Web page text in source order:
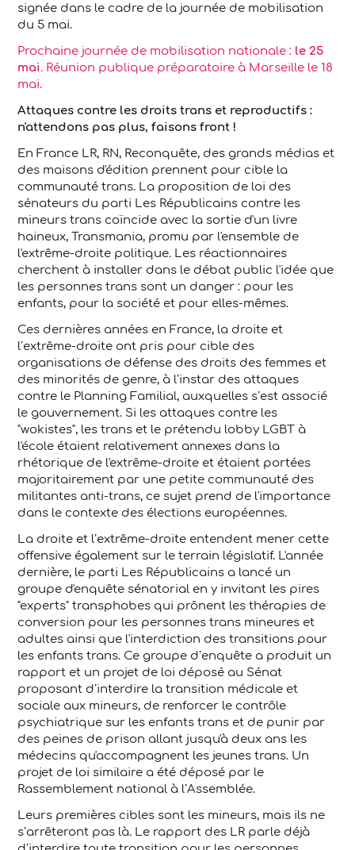
signée dans le cadre de la journée de mobilisation
du 5 mai.
Prochaine journée de mobilisation nationale : le 25
mai. Réunion publique préparatoire à Marseille le 18
mai.
Attaques contre les droits trans et reproductifs :
n'attendons pas plus, faisons front !
En France LR, RN, Reconquête, des grands médias et
des maisons d'édition prennent pour cible la
communauté trans. La proposition de loi des
sénateurs du parti Les Républicains contre les
mineurs trans coïncide avec la sortie d'un livre
haineux, Transmania, promu par l'ensemble de
l'extrême-droite politique. Les réactionnaires
cherchent à installer dans le débat public l'idée que
les personnes trans sont un danger : pour les
enfants, pour la société et pour elles-mêmes.
Ces dernières années en France, la droite et
l’extrême-droite ont pris pour cible des
organisations de défense des droits des femmes et
des minorités de genre, à l’instar des attaques
contre le Planning Familial, auxquelles s’est associé
le gouvernement. Si les attaques contre les
"wokistes", les trans et le prétendu lobby LGBT à
l'école étaient relativement annexes dans la
rhétorique de l'extrême-droite et étaient portées
majoritairement par une petite communauté des
militantes anti-trans, ce sujet prend de l'importance
dans le contexte des élections européennes.
La droite et l’extrême-droite entendent mener cette
offensive également sur le terrain législatif. L'année
dernière, le parti Les Républicains a lancé un
groupe d'enquête sénatorial en y invitant les pires
"experts" transphobes qui prônent les thérapies de
conversion pour les personnes trans mineures et
adultes ainsi que l'interdiction des transitions pour
les enfants trans. Ce groupe d’enquête a produit un
rapport et un projet de loi déposé au Sénat
proposant d’interdire la transition médicale et
sociale aux mineurs, de renforcer le contrôle
psychiatrique sur les enfants trans et de punir par
des peines de prison allant jusqu'à deux ans les
médecins qu'accompagnent les jeunes trans. Un
projet de loi similaire a été déposé par le
Rassemblement national à l’Assemblée.
Leurs premières cibles sont les mineurs, mais ils ne
s’arrêteront pas là. Le rapport des LR parle déjà